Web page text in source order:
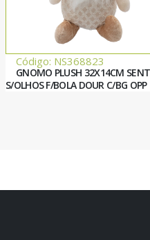
Código: NS368823
GNOMO PLUSH 32X14CM
S/OLHOS F/BOLA DOUR C/BG OPP